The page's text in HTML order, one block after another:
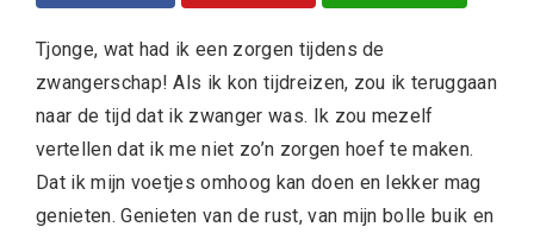
Tjonge, wat had ik een zorgen tijdens de
zwangerschap! Als ik kon tijdreizen, zou ik teruggaan
naar de tijd dat ik zwanger was. Ik zou mezelf
vertellen dat ik me niet zo’n zorgen hoef te maken.
Dat ik mijn voetjes omhoog kan doen en lekker mag
genieten. Genieten van de rust, van mijn bolle buik en